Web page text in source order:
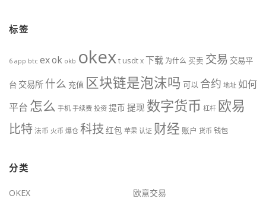
标签
6 app btc exok okb okext usdtx下载 为什么 买卖 交易 交易平
台 交易所 什么 充值 区块链是泡沫吗 可以 合约 地址 如何
平台 怎么 手机 手续费 投资 提币 提现 数字货币 杠杆 欧易
比特法币 火币 爆仓 科技 红包 苹果 认证 财经 账户 货币 钱包
分类
OKEX 欧意交易